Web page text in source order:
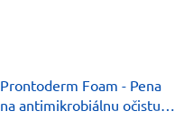
Prontoderm Foam - Pena
na antimikrobiálnu očistu